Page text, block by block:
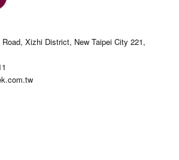
Xizhi District, New Taipei City 221,